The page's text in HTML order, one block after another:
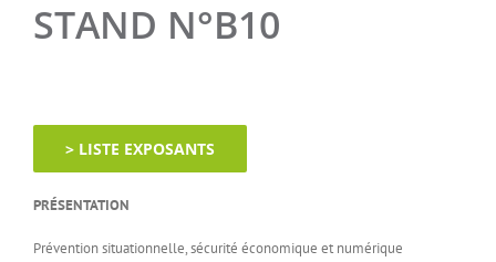
STAND N°B10
> LISTE EXPOSANTS
PRÉSENTATION
Prévention situationnelle, sécurité économique et numérique